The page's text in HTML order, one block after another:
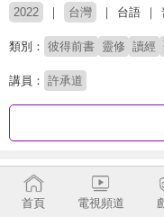
2022 台灣 台語
類別： 彼得前書 靈修 讀經
講員： 許承道
劇集列表
第12季
首頁 電視頻道